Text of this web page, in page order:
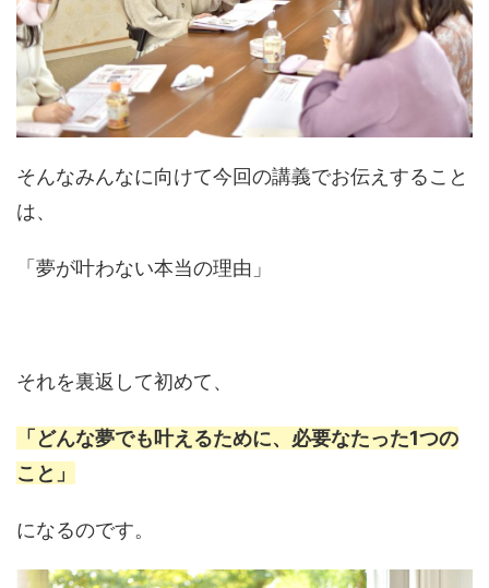
そんなみんなに向けて今回の講義でお伝えすること
は、
「夢が叶わない本当の理由」
それを裏返して初めて、
「どんな夢でも叶えるために、必要なたった1つの
こと」
になるのです。